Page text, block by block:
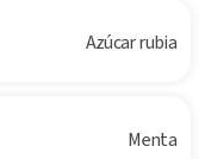
Azúcar rubia
Menta